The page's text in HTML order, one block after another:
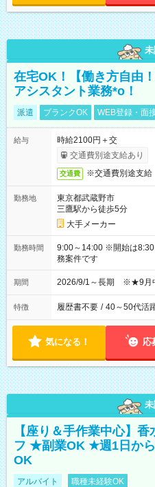
在宅OK！【働き方自由
アシスタント業務*o！
派遣 ブランクOK WEB登録・面
給与
時給2100円＋交
交通費別途支給あり
交通費 ※交通費別途支給
勤務地
東京都武蔵野市
三鷹駅から徒歩5分
大手メーカー
勤務時間
9:00～14:00 ※開始は
務案件です
期間 2026/9/1～長期 ※★9月
特徴 履歴書不要 / 40～50代活
気になる！ 応
【座り＆手作業中心】
フ ★副業OK ★週1日か
OK
アルバイト 職種未経験OK